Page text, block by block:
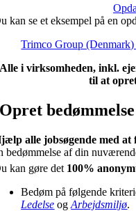
kan se et eksempel på en
Trimco Group (Denmark)
i virksomheden, inkl.
til at
Opret bedømmelse
alle jobsøgende med at
bedømmelse af din
kan gøre det 100%
Bedøm på følgende
Ledelse ogArbejdsmiljø.